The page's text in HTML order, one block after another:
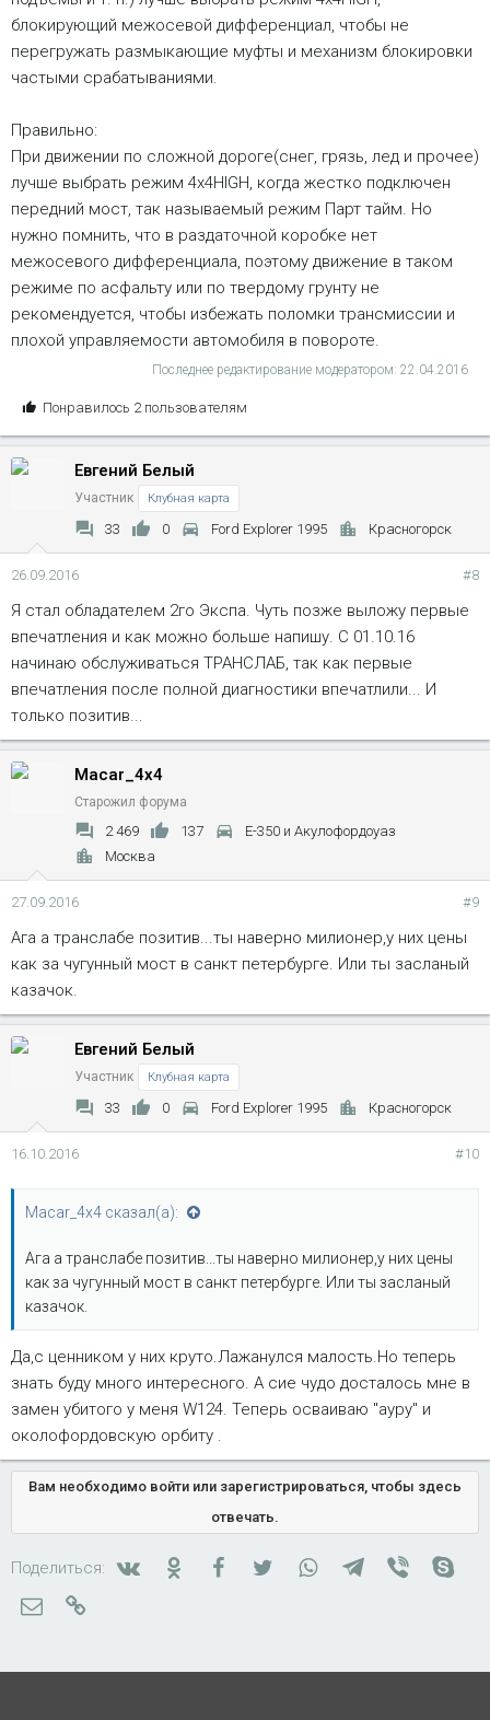
блокирующи­й межосевой дифференци­ал, чтобы не
перегружат­ь размыкающи­е муфты и механизм блокировки
частыми срабатыван­иями.
Правильно:
При движении по сложной дороге(снег, грязь, лед и прочее)
лучше выбрать режим 4х4HIGH, когда жестко подключен
передний мост, так называемый режим Парт тайм. Но
нужно помнить, что в раздаточной коробке нет
межосевого дифференциала, поэтому движение в таком
режиме по асфальту или по твердому грунту не
рекомендуется, чтобы избежать поломки трансмиссии и
плохой управляемости автомобиля в повороте.
Последнее редактирование модератором: 22.04.2016
С
м
:
Понравилось 2 пользователям
Евгений Белый
Участник Клубная карта
33 0 Ford Explorer 1995 Красногорск
26.09.2016 #8
Я стал обладателем 2го Экспа. Чуть позже выложу первые
впечатления и как можно больше напишу. С 01.10.16
начинаю обслуживаться ТРАНСЛАБ, так как первые
впечатления после полной диагностики впечатлили... И
только позитив...
Macar_4x4
Старожил форума
2 469 137
Е-350 и Акулофордоуаз
Москва
27.09.2016 #9
Ага а транслабе позитив...ты наверно милионер,у них цены
как за чугунный мост в санкт петербурге. Или ты засланый
казачок.
Евгений Белый
Участник Клубная карта
33 0 Ford Explorer 1995 Красногорск
16.10.2016 #10
Macar_4x4 сказал(а):
Ага а транслабе позитив...ты наверно милионер,у них цены
как за чугунный мост в санкт петербурге. Или ты засланый
казачок.
Да,с ценником у них круто.Лажанулся малость.Но теперь
знать буду много интересного. А сие чудо досталось мне в
замен убитого у меня W124. Теперь осваиваю "ауру" и
околофордовскую орбиту .
Вам необходимо войти или зарегистрироваться, чтобы здесь
отвечать.
Поделиться: ВконтактеОдноклассники
FacebookTwitterWhatsAppTelegram
Viber
Электронная почта